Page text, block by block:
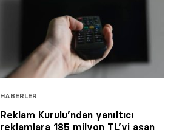
HABERLER
Reklam Kurulu’ndan yanıltıcı
reklamlara 185 milyon TL’yi aşan